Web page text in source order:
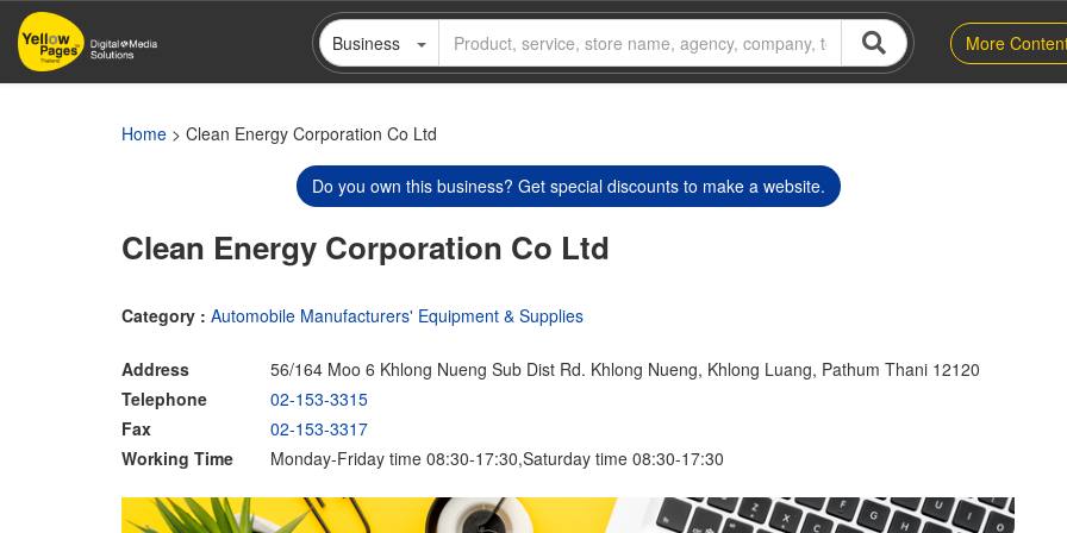
Skip
main
Business More
Home > Clean Energy Corporation Co Ltd
Do you own this business? Get special discounts to make a website.
Clean Energy Corporation Co Ltd
Category : Automobile Manufacturers' Equipment & Supplies
Address
56/164 Moo 6 Khlong Nueng Sub Dist Rd. Khlong Nueng, Khlong Luang, Pathum Thani 12120
Telephone
02-153-3315
Fax
02-153-3317
Working Time
Monday-Friday time 08:30-17:30,Saturday time 08:30-17:30